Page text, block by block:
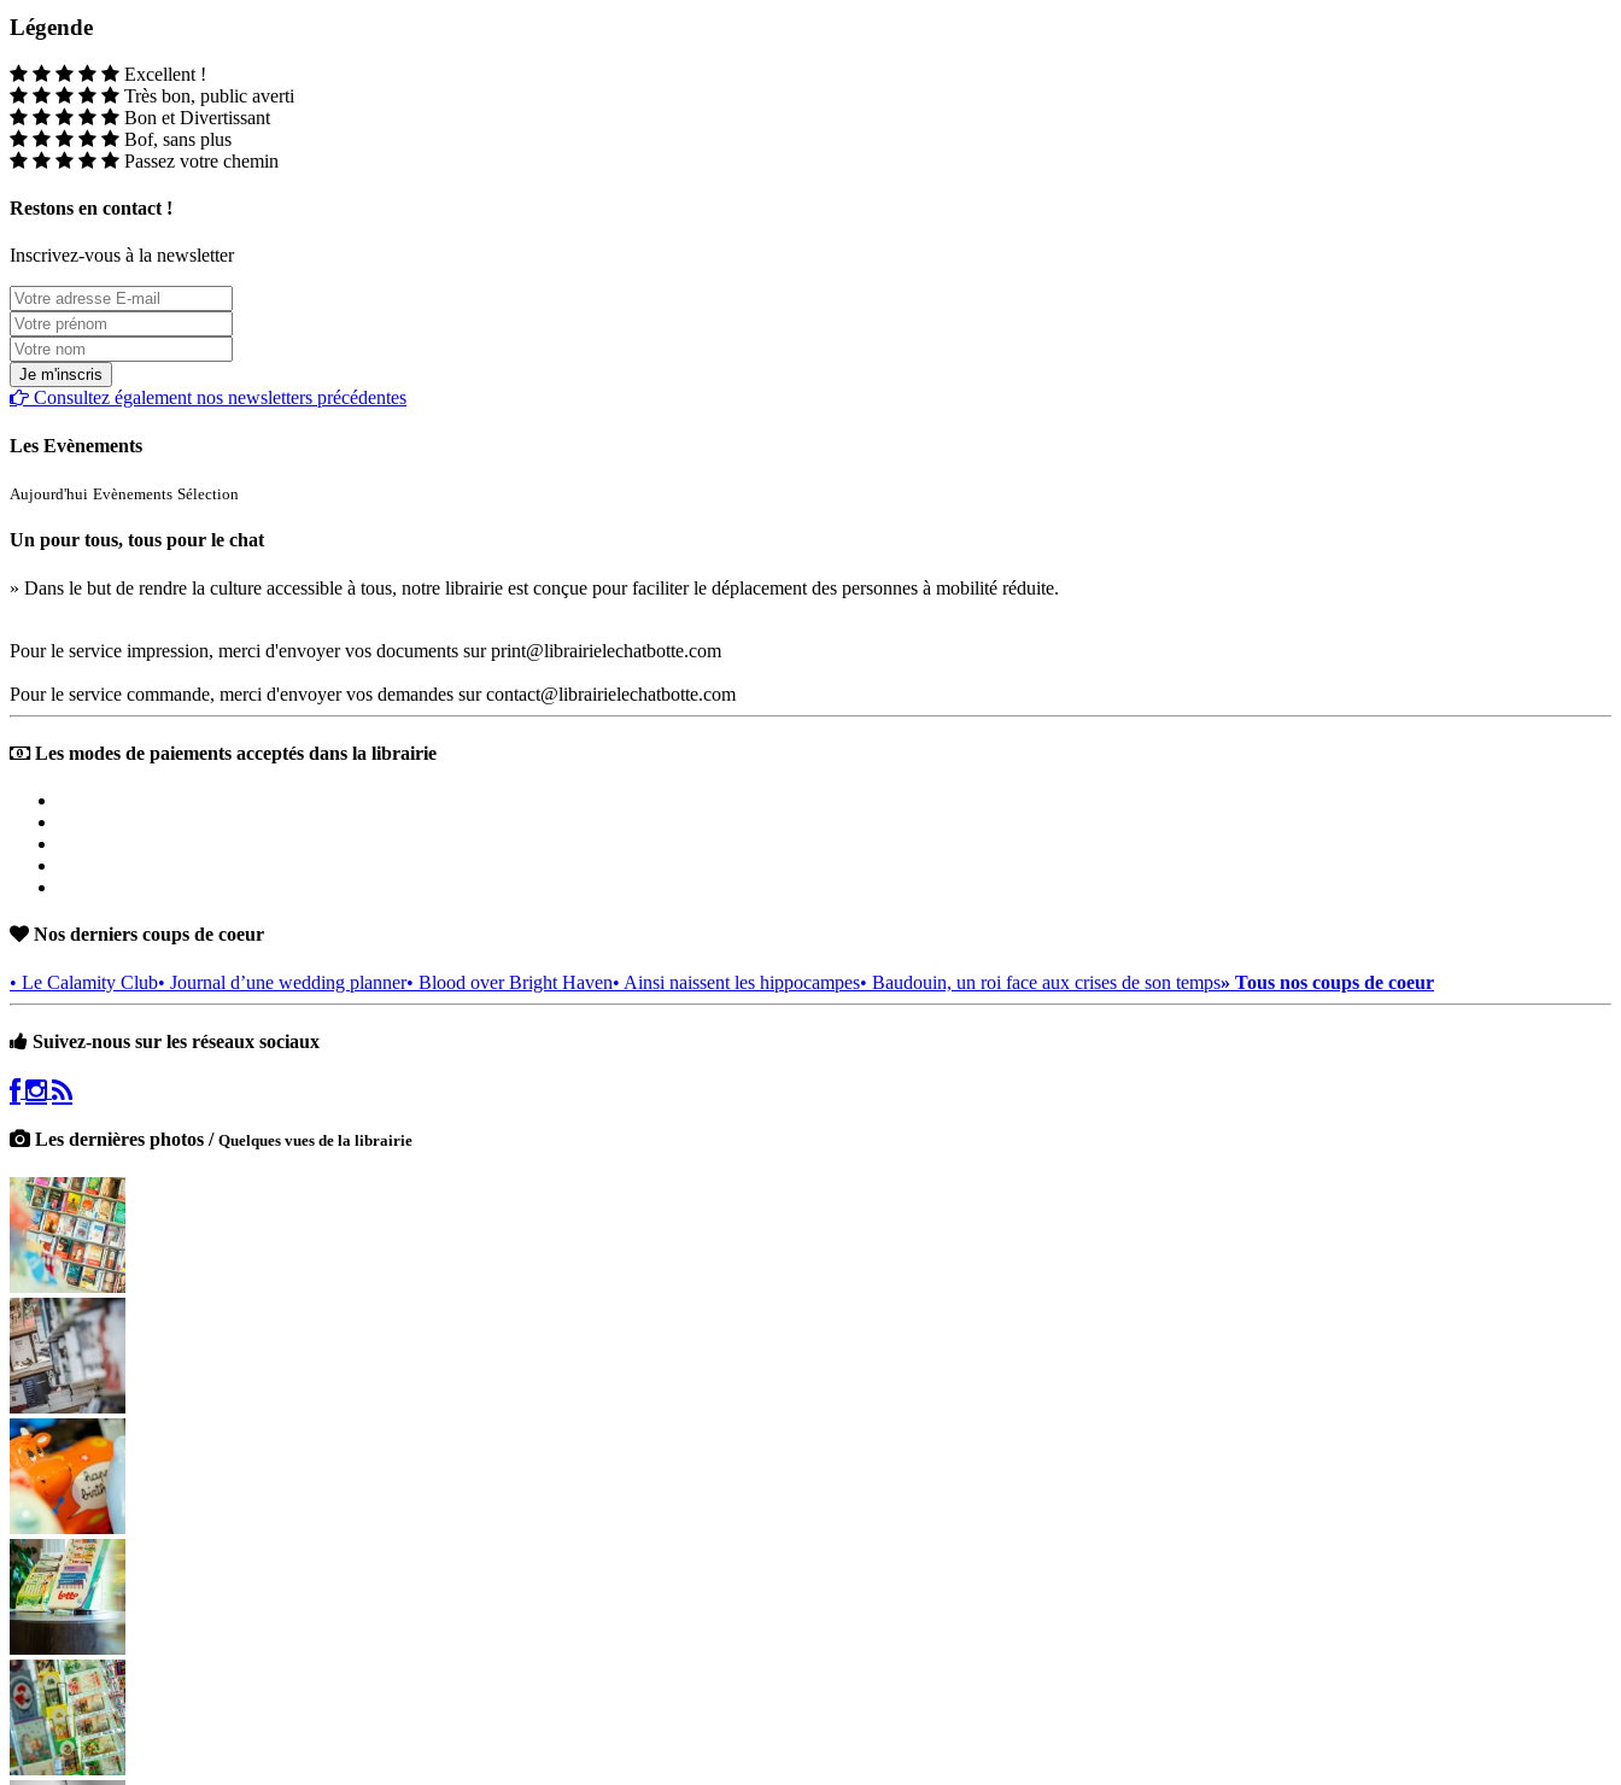
Légende
Excellent !
Très bon, public averti
Bon et Divertissant
Bof, sans plus
Passez votre chemin
Restons en contact !
Inscrivez-vous à la newsletter
Consultez également nos newsletters précédentes
Les Evènements
Aujourd'hui Evènements Sélection
Un pour tous, tous pour le chat
» Dans le but de rendre la culture accessible à tous, notre librairie est conçue pour faciliter le déplacement des personnes à mobilité réduite.
Pour le service impression, merci d'envoyer vos documents sur print@librairielechatbotte.com
Pour le service commande, merci d'envoyer vos demandes sur contact@librairielechatbotte.com
Les modes de paiements acceptés dans la librairie
Nos derniers coups de coeur
• Le Calamity Club• Journal d’une wedding planner• Blood over Bright Haven• Ainsi naissent les hippocampes• Baudouin, un roi face aux crises de son temps» Tous nos coups de coeur
Suivez-nous sur les réseaux sociaux
Les dernières photos / Quelques vues de la librairie